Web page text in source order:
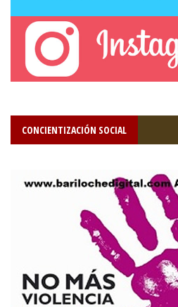
CONCIENTIZACIÓN SOCIAL